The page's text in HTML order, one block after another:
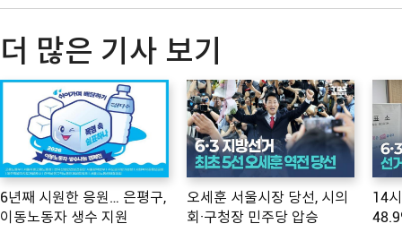
더 많은 기사 보기
6년째 시원한 응원… 은평구,
이동노동자 생수 지원
오세훈 서울시장 당선, 시의
회·구청장 민주당 압승
14